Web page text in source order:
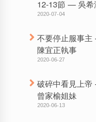
12-13節 — 吳希
2020-07-04
不要停止服事
陳宜正執事
2020-06-27
破碎中看見上
曾家榆姐妹
2020-06-13